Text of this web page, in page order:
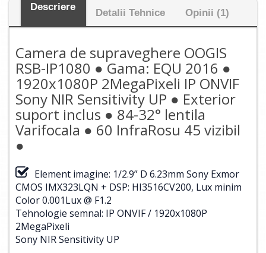
Descriere
Detalii Tehnice Opinii (1)
Camera de supraveghere OOGIS
RSB-IP1080 ● Gama: EQU 2016 ●
1920x1080P 2MegaPixeli IP ONVIF
Sony NIR Sensitivity UP ● Exterior
suport inclus ● 84-32° lentila
Varifocala ● 60 InfraRosu 45 vizibil
●
Element imagine: 1/2.9” D 6.23mm Sony Exmor
CMOS IMX323LQN + DSP: HI3516CV200, Lux minim
Color 0.001Lux @ F1.2
Tehnologie semnal: IP ONVIF / 1920x1080P
2MegaPixeli
Sony NIR Sensitivity UP